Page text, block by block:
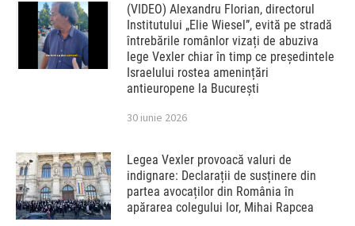
(VIDEO) Alexandru Florian, directorul
Institutului „Elie Wiesel”, evită pe stradă
întrebările românlor vizați de abuziva
lege Vexler chiar în timp ce președintele
Israelului rostea amenințări
antieuropene la București
30 iunie 2026
Legea Vexler provoacă valuri de
indignare: Declarații de susținere din
partea avocaților din România în
apărarea colegului lor, Mihai Rapcea